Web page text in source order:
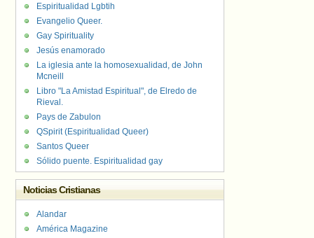
Espiritualidad Lgbtih
Evangelio Queer.
Gay Spirituality
Jesús enamorado
La iglesia ante la homosexualidad, de John
Mcneill
Libro "La Amistad Espiritual", de Elredo de
Rieval.
Pays de Zabulon
QSpirit (Espiritualidad Queer)
Santos Queer
Sólido puente. Espiritualidad gay
Noticias Cristianas
Alandar
América Magazine